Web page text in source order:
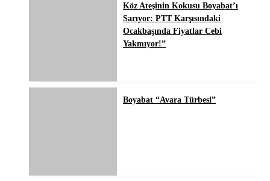
Köz Ateşinin Kokusu Boyabat’ı
Sarıyor: PTT Karşısındaki
Ocakbaşında Fiyatlar Cebi
Yakmıyor!”
Boyabat “Avara Türbesi”